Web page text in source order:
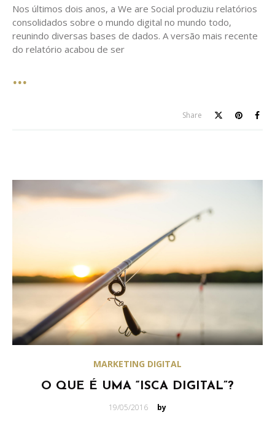
Nos últimos dois anos, a We are Social produziu relatórios
consolidados sobre o mundo digital no mundo todo,
reunindo diversas bases de dados. A versão mais recente
do relatório acabou de ser
Share
MARKETING DIGITAL
O QUE É UMA “ISCA DIGITAL”?
Posted
19/05/2016 by